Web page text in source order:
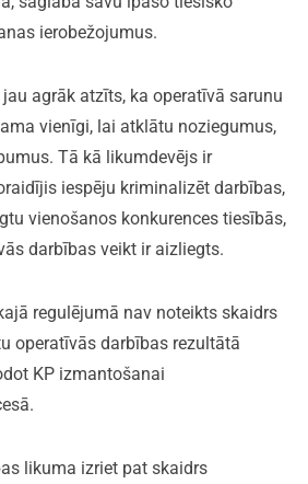
ierobežojumus.
agrāk atzīts, ka operatīvā sarunu
vienīgi, lai atklātu noziegumus,
Tā kā likumdevējs ir
iespēju kriminalizēt darbības,
vienošanos konkurences tiesībās,
darbības veikt ir aizliegts.
regulējumā nav noteikts skaidrs
operatīvās darbības rezultātā
KP izmantošanai
likuma izriet pat skaidrs